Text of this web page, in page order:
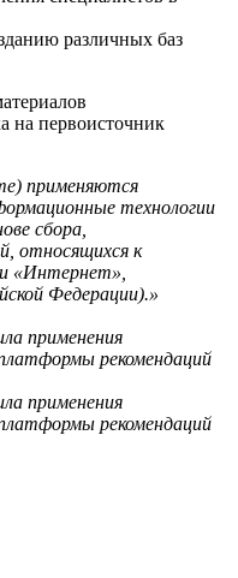
различных баз
на первоисточник
применяются
технологии
сбора,
относящихся к
«Интернет»,
Федерации).»
применения
рекомендаций
применения
рекомендаций